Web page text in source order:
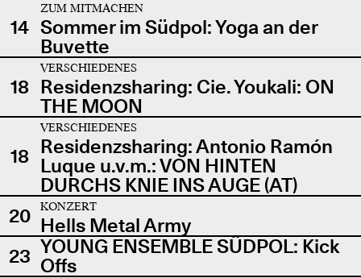
14
ZUM MITMACHEN
Sommer im Südpol: Yoga an der
Buvette
18
VERSCHIEDENES
Residenzsharing: Cie. Youkali: ON
THE MOON
18
VERSCHIEDENES
Residenzsharing: Antonio Ramón
Luque u.v.m.: VON HINTEN
DURCHS KNIE INS AUGE (AT)
20
KONZERT
Hells Metal Army
23 YOUNG ENSEMBLE SÜDPOL: Kick
Offs